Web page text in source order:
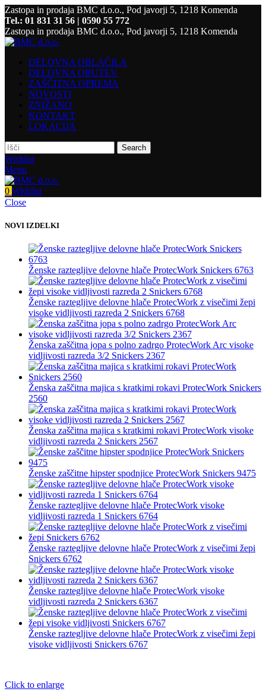
Zastopa in prodaja BMC d.o.o., Pod javorji 5, 1218 Komenda
Tel.: 01 831 31 56 | 0590 55 772
Zastopa in prodaja BMC d.o.o., Pod javorji 5, 1218 Komenda
DELOVNA OBLAČILA
DELOVNA OBUTEV
ZAŠČITNA OPREMA
NOVOSTI
ZNIŽANO
KONTAKT
LOKACIJA
Search
Wishlist
Menu
0 Wishlist
Close
NOVI IZDELKI
Ženske raztegljive delovne hlače ProtecWork Snickers 6763
Ženske raztegljive delovne hlače ProtecWork z visečimi žepi
visoke vidljivosti razreda 2 Snickers 6768
Ženska zaščitna jopa s polno zadrgo ProtecWork Arc visoke
vidljivosti razreda 3/2 Snickers 2367
Ženska zaščitna majica s kratkimi rokavi ProtecWork Snickers
2560
Ženska zaščitna majica s kratkimi rokavi ProtecWork visoke
vidljivosti razreda 2 Snickers 2567
Ženske zaščitne hipster spodnjice ProtecWork Snickers 9475
Ženske raztegljive delovne hlače ProtecWork visoke
vidljivosti razreda 1 Snickers 6764
Ženske raztegljive delovne hlače ProtecWork z visečimi žepi
Snickers 6762
Ženske raztegljive delovne hlače ProtecWork visoke
vidljivosti razreda 2 Snickers 6367
Ženske raztegljive delovne hlače ProtecWork z visečimi žepi
visoke vidljivosti Snickers 6767
Click to enlarge